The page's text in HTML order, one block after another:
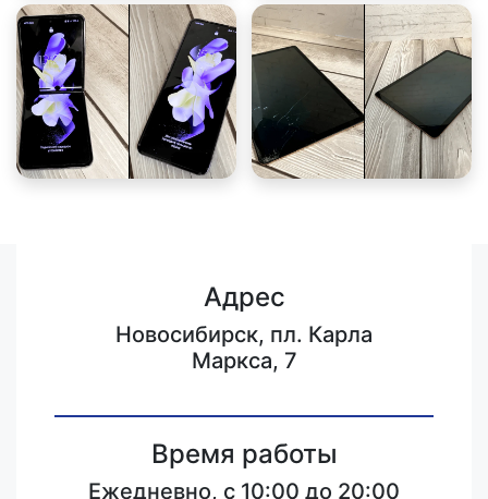
Адрес
Новосибирск, пл. Карла
Маркса, 7
Время работы
Ежедневно, с 10:00 до 20:00